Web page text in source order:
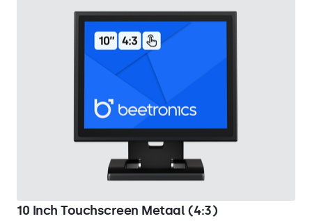
10 Inch Touchscreen Metaal (4:3)